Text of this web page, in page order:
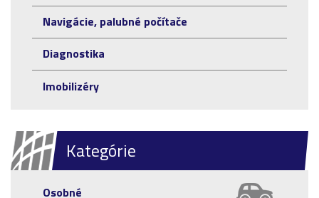
Navigácie, palubné počítače
Diagnostika
Imobilizéry
Kategórie
Osobné